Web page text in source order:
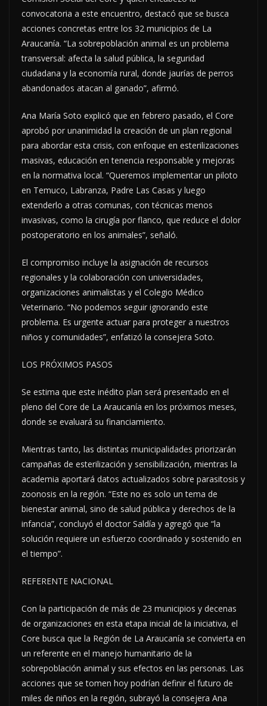
convocatoria a este encuentro, destacó que se busca
acciones concretas entre los 32 municipios de La
Araucanía. “La sobrepoblación animal es un problema
transversal: afecta la salud pública, la seguridad
ciudadana y la economía rural, donde jaurías de perros
abandonados atacan al ganado”, afirmó.
Ana María Soto explicó que en febrero pasado, el Core
aprobó por unanimidad la creación de un plan regional
para abordar esta crisis, con enfoque en esterilizaciones
masivas, educación en tenencia responsable y mejoras
en la normativa local. “Queremos implementar un piloto
en Temuco, Labranza, Padre Las Casas y luego
extenderlo a otras comunas, con técnicas menos
invasivas, como la cirugía por flanco, que reduce el dolor
postoperatorio en los animales”, señaló.
El compromiso incluye la asignación de recursos
regionales y la colaboración con universidades,
organizaciones animalistas y el Colegio Médico
Veterinario. “No podemos seguir ignorando este
problema. Es urgente actuar para proteger a nuestros
niños y comunidades”, enfatizó la consejera Soto.
LOS PRÓXIMOS PASOS
Se estima que este inédito plan será presentado en el
pleno del Core de La Araucanía en los próximos meses,
donde se evaluará su financiamiento.
Mientras tanto, las distintas municipalidades priorizarán
campañas de esterilización y sensibilización, mientras la
academia aportará datos actualizados sobre parasitosis y
zoonosis en la región. “Este no es solo un tema de
bienestar animal, sino de salud pública y derechos de la
infancia”, concluyó el doctor Saldía y agregó que “la
solución requiere un esfuerzo coordinado y sostenido en
el tiempo”.
REFERENTE NACIONAL
Con la participación de más de 23 municipios y decenas
de organizaciones en esta etapa inicial de la iniciativa, el
Core busca que la Región de La Araucanía se convierta en
un referente en el manejo humanitario de la
sobrepoblación animal y sus efectos en las personas. Las
acciones que se tomen hoy podrían definir el futuro de
miles de niños en la región, subrayó la consejera Ana